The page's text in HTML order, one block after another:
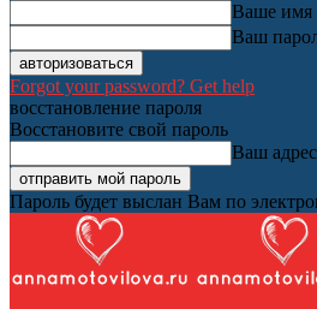
Ваше имя
Ваш
Forgot your password? Get help
восстановление пароля
Восстановите свой пароль
Ваш
Пароль будет выслан Вам по